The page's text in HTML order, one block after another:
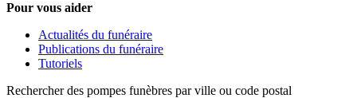
Pour vous aider
Actualités du funéraire
Publications du funéraire
Tutoriels
Rechercher des pompes funèbres par ville ou code postal